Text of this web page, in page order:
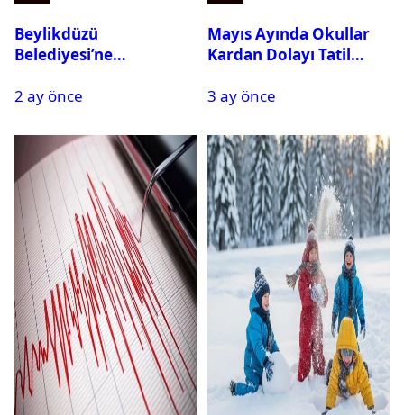
Beylikdüzü
Belediyesi’ne
Gözaltına Alındı
2 ay önce
Mayıs Ayında Okullar
Kardan Dolayı Tatil
3 ay önce